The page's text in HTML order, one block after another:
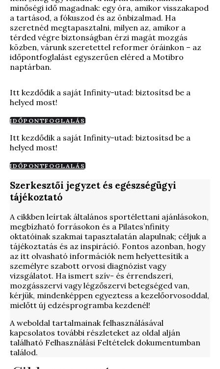
minőségi idő magadnak: egy óra, amikor visszakapod
a tartásod, a fókuszod és az önbizalmad. Ha
szeretnéd megtapasztalni, milyen az, amikor a
térded végre biztonságban érzi magát mozgás
közben, várunk szeretettel reformer óráinkon – az
időpontfoglalást egyszerűen eléred a Motibro
naptárban.
Itt kezdődik a saját Infinity-utad: biztosítsd be a
helyed most!
IDŐPONTFOGLALÁS
Itt kezdődik a saját Infinity-utad: biztosítsd be a
helyed most!
IDŐPONTFOGLALÁS
Szerkesztői jegyzet és egészségügyi
tájékoztató
A cikkben leírtak általános sportélettani ajánlásokon,
megbízható forrásokon és a Pilates’nfinity
oktatóinak szakmai tapasztalatán alapulnak; céljuk a
tájékoztatás és az inspiráció. Fontos azonban, hogy
az itt olvasható információk nem helyettesítik a
személyre szabott orvosi diagnózist vagy
vizsgálatot. Ha ismert szív- és érrendszeri,
mozgásszervi vagy légzőszervi betegséged van,
kérjük, mindenképpen egyeztess a kezelőorvosoddal,
mielőtt új edzésprogramba kezdenél!
A weboldal tartalmainak felhasználásával
kapcsolatos további részleteket az oldal alján
található Felhasználási Feltételek dokumentumban
találod.